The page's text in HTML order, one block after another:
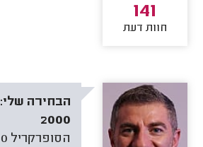
141
חוות דעת
הבחירה שלי:
2000